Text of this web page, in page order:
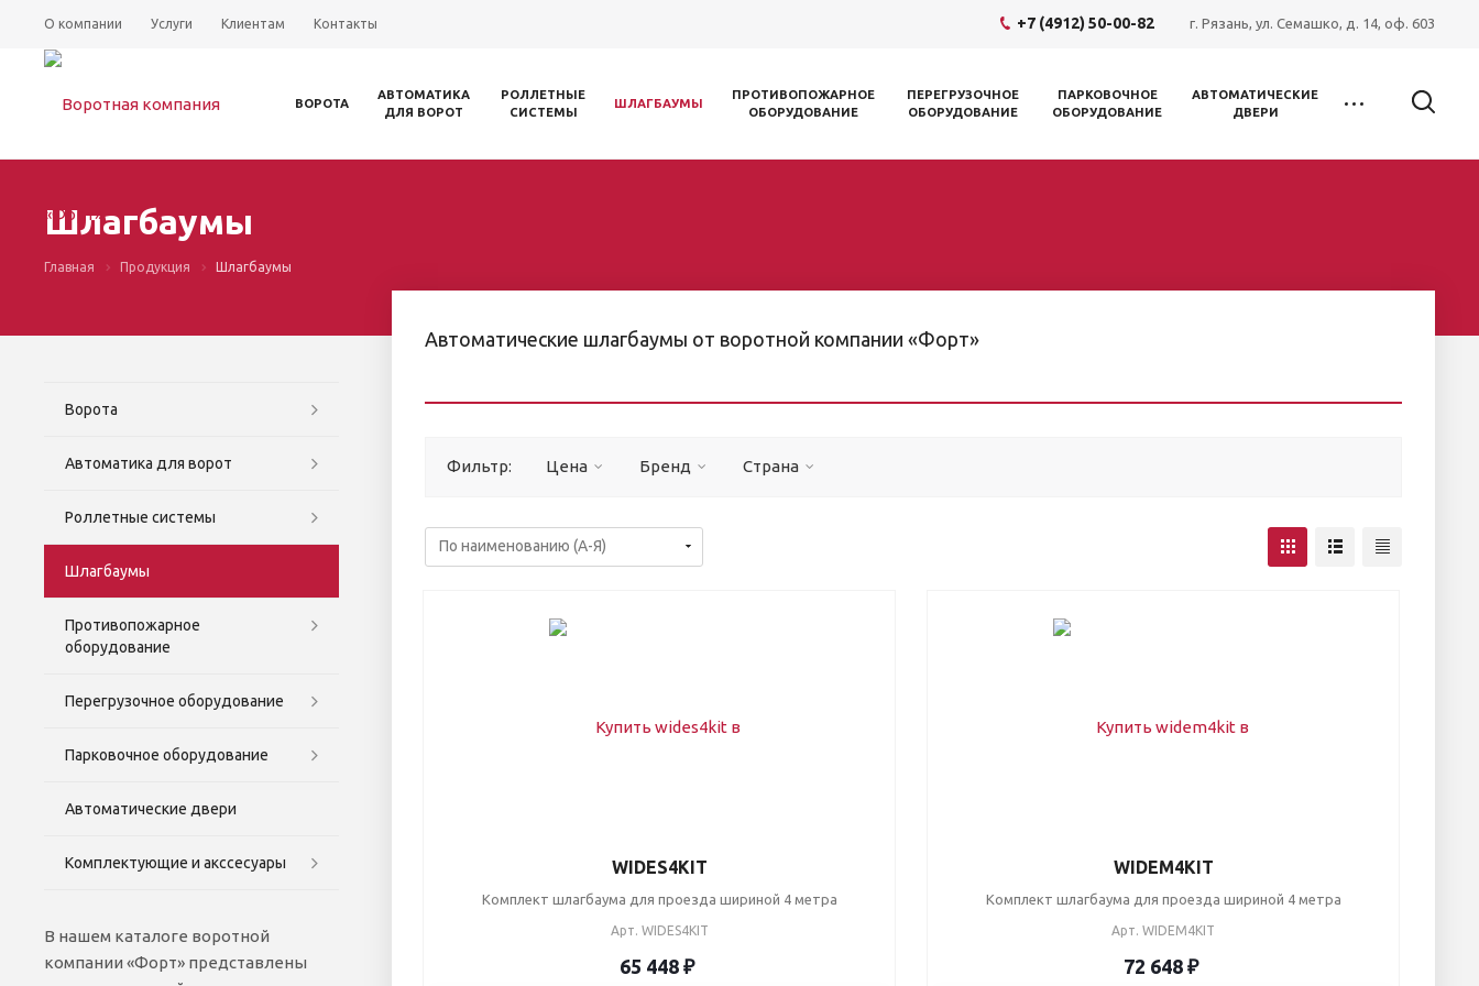
О компании Услуги Клиентам Контакты г. Рязань, ул. Семашко, д. 14, оф. 603
+7 (4912) 50-00-82
ВОРОТА
АВТОМАТИКА
ДЛЯ ВОРОТ
РОЛЛЕТНЫЕ
СИСТЕМЫ
ШЛАГБАУМЫ
ПРОТИВОПОЖАРНОЕ
ОБОРУДОВАНИЕ
ПЕРЕГРУЗОЧНОЕ
ОБОРУДОВАНИЕ
ПАРКОВОЧНОЕ
ОБОРУДОВАНИЕ
АВТОМАТИЧЕСКИЕ
ДВЕРИ
Шлагбаумы
Главная Продукция Шлагбаумы
Автоматические шлагбаумы от воротной компании «Форт»
Фильтр: Цена Бренд Страна
WIDES4KIT
Комплект шлагбаума для проезда шириной 4 метра
Арт. WIDES4KIT
65 448 ₽
WIDEM4KIT
Комплект шлагбаума для проезда шириной 4 метра
Арт. WIDEM4KIT
72 648 ₽
Ворота
Автоматика для ворот
Роллетные системы
Шлагбаумы
Противопожарное
оборудование
Перегрузочное оборудование
Парковочное оборудование
Автоматические двери
Комплектующие и акссесуары
В нашем каталоге воротной
компании «Форт» представлены